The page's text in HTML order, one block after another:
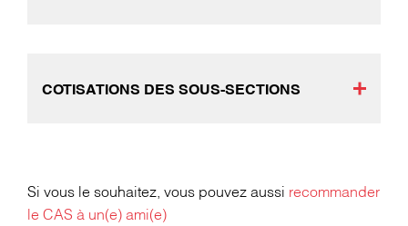
COTISATIONS DES SOUS-SECTIONS
Si vous le souhaitez, vous pouvez aussi recommander
le CAS à un(e) ami(e)